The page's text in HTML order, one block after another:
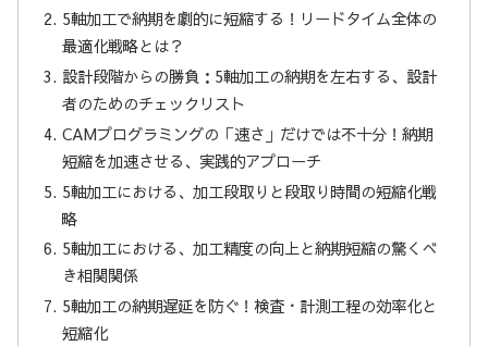
5軸加工で納期を劇的に短縮する！リードタイム全体の
最適化戦略とは？
設計段階からの勝負：5軸加工の納期を左右する、設計
者のためのチェックリスト
CAMプログラミングの「速さ」だけでは不十分！納期
短縮を加速させる、実践的アプローチ
5軸加工における、加工段取りと段取り時間の短縮化戦
略
5軸加工における、加工精度の向上と納期短縮の驚くべ
き相関関係
5軸加工の納期遅延を防ぐ！検査・計測工程の効率化と
短縮化